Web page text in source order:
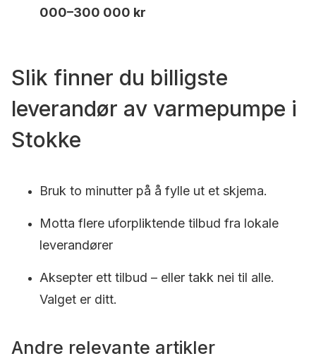
000–300 000 kr
Slik finner du billigste
leverandør av varmepumpe i
Stokke
Bruk to minutter på å fylle ut et skjema.
Motta flere uforpliktende tilbud fra lokale
leverandører
Aksepter ett tilbud – eller takk nei til alle.
Valget er ditt.
Andre relevante artikler